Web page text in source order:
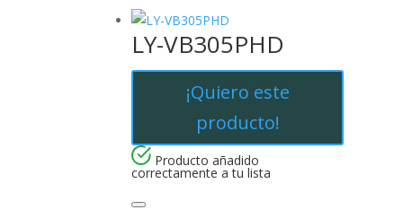
LY-VB305PHD
¡Quiero este
producto!
Producto añadido
correctamente a tu lista